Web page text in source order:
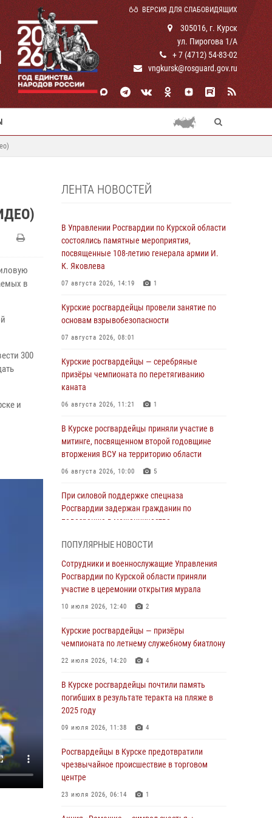
ВЕРСИЯ ДЛЯ СЛАБОВИДЯЩИХ
305016, г. Курск
ул. Пирогова 1/А
+ 7 (4712) 54-83-02
vngkursk@rosguard.gov.ru
в
300
и
ЛЕНТА НОВОСТЕЙ
В Управлении Росгвардии по Курской области
состоялись памятные мероприятия,
посвященные 108-летию генерала армии И.
К. Яковлева
07 августа 2026, 14:19 1
Курские росгвардейцы провели занятие по
основам взрывобезопасности
07 августа 2026, 08:01
Курские росгвардейцы — серебряные
призёры чемпионата по перетягиванию
каната
06 августа 2026, 11:21 1
В Курске росгвардейцы приняли участие в
митинге, посвященном второй годовщине
вторжения ВСУ на территорию области
06 августа 2026, 10:00 5
При силовой поддержке спецназа
Росгвардии задержан гражданин по
подозрению в мошенничестве
Курские росгвардейцы продолжают
знакомить подрастающее поколение с
особенностями службы
05 августа 2026, 12:45
Росгвардейцы в Курске проверили работу
ЧОП в детских оздоровительных лагерях
05 августа 2026, 09:51
При содействии спецназа Росгвардии в
Курске пресечена попытка сбыта крупной
партии наркотиков
04 августа 2026, 12:52
За прошедшую неделю росгвардейцы
Курской области проверили 85 владельцев
оружия
04 августа 2026, 07:00
ПОПУЛЯРНЫЕ НОВОСТИ
Сотрудники и военнослужащие Управления
Росгвардии по Курской области приняли
участие в церемонии открытия мурала
10 июля 2026, 12:40 2
Курские росгвардейцы — призёры
чемпионата по летнему служебному биатлону
22 июля 2026, 14:20 4
В Курске росгвардейцы почтили память
погибших в результате теракта на пляже в
2025 году
09 июля 2026, 11:38 4
Росгвардейцы в Курске предотвратили
чрезвычайное происшествие в торговом
центре
23 июля 2026, 06:14 1